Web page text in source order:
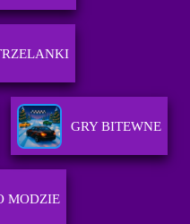
GRY BITEWNE
MODZIE